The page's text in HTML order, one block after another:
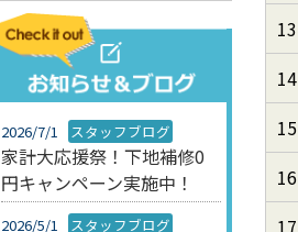
2026/7/1 スタッフブログ
家計大応援祭！下地補修0
円キャンペーン実施中！
2026/5/1 スタッフブログ
13
14
15
16
17